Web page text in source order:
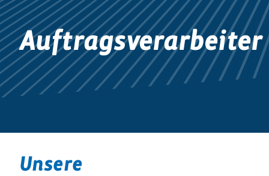
Auftragsverarbeiter
Unsere